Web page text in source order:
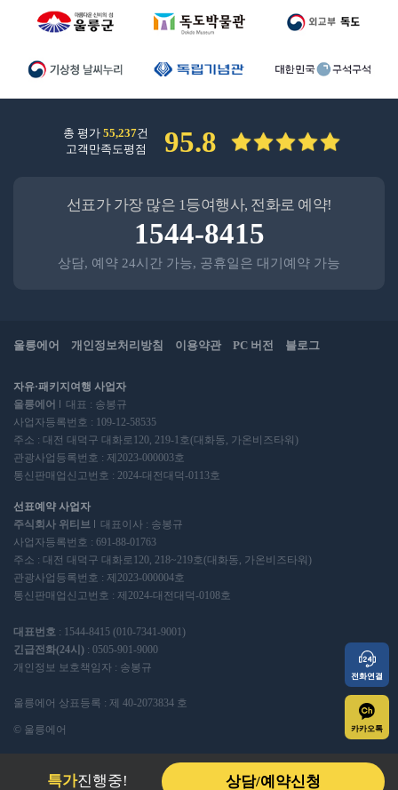
전화연결
카카오톡
총 평가 55,237건
고객만족도평점
95.8
선표가 가장 많은 1등여행사, 전화로 예약!
1544-8415
상담, 예약 24시간 가능, 공휴일은 대기예약 가능
울릉에어 개인정보처리방침 이용약관 PC 버전 블로그
자유·패키지여행 사업자
울릉에어
대표 : 송봉규
사업자등록번호 : 109-12-58535
주소 : 대전 대덕구 대화로120, 219-1호(대화동, 가온비즈타워)
관광사업등록번호 : 제2023-000003호
통신판매업신고번호 : 2024-대전대덕-0113호
선표예약 사업자
주식회사 위티브
대표이사 : 송봉규
사업자등록번호 : 691-88-01763
주소 : 대전 대덕구 대화로120, 218~219호(대화동, 가온비즈타워)
관광사업등록번호 : 제2023-000004호
통신판매업신고번호 : 제2024-대전대덕-0108호
대표번호 : 1544-8415 (010-7341-9001)
긴급전화(24시) : 0505-901-9000
개인정보 보호책임자 : 송봉규
울릉에어 상표등록 : 제 40-2073834 호
© 울릉에어
특가진행중! 상담/예약신청